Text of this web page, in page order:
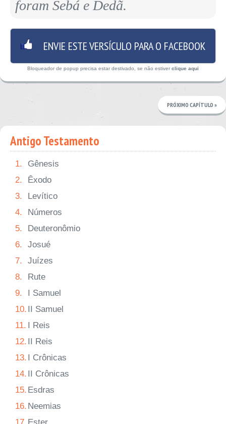
foram Sebá e Dedã.
ENVIE ESTE VERSÍCULO PARA O FACEBOOK
Bloqueador de popup precisa estar destivado, se não estiver clique aqui
PRÓXIMO CAPÍTULO »
Antigo Testamento
1.
Gênesis
2.
Êxodo
3.
Levítico
4.
Números
5.
Deuteronômio
6.
Josué
7.
Juízes
8.
Rute
9.
I Samuel
10. II Samuel
11. I Reis
12. II Reis
13. I Crônicas
14. II Crônicas
15. Esdras
16. Neemias